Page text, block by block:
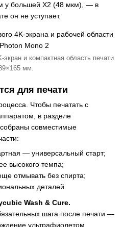
у большей X2 (48 мкм), — в
он не уступает.
и компактная область печати
мм.
для печати
Чтобы печатать с
в разделе
собраны совместимые
— универсальный старт;
высокого темпа;
отмывать без спирта;
деталей.
Wash & Cure.
шага после печати —
ультрафиолетом.